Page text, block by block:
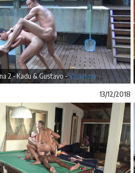
2 - Kadu & Gustavo -Visualizar
13/12/2018